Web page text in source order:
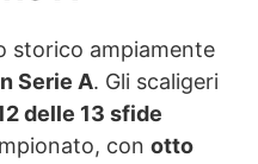
storico ampiamente
Serie A. Gli scaligeri
delle 13 sfide
con otto